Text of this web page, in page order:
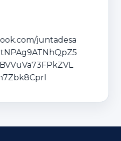
juntadesa